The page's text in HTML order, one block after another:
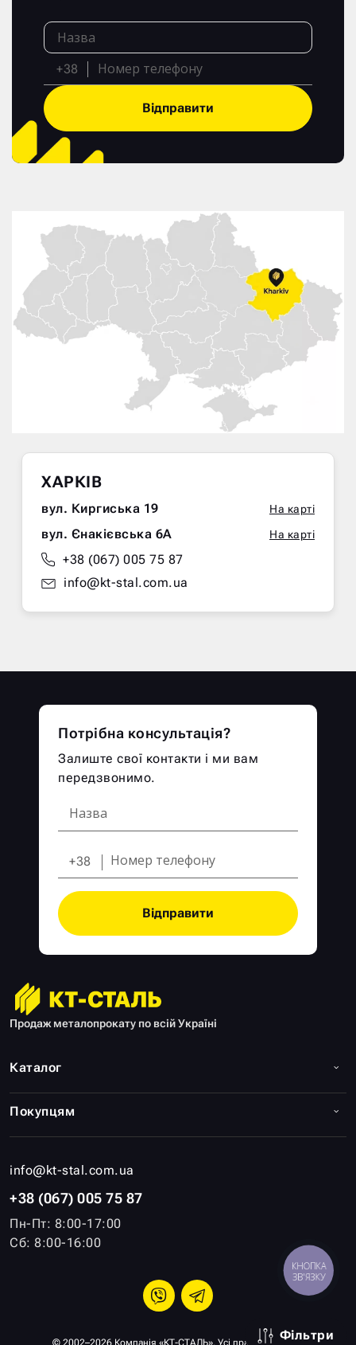
Фільтри
+38
Відправити
ХАРКІВ
вул. Киргиська 19 На карті
вул. Єнакієвська 6А На карті
+38 (067) 005 75 87
info@kt-stal.com.ua
Продаж металопрокату по всій Україні
info@kt-stal.com.ua
+38 (067) 005 75 87
Пн-Пт: 8:00-17:00
Сб: 8:00-16:00
Каталог
Покупцям
Потрібна консультація?
Залиште свої контакти і ми вам
передзвонимо.
+38
Відправити
© 2002–2026 Компанія «КТ-СТАЛЬ». Усі права захищені.
КНОПКА
ЗВ'ЯЗКУ